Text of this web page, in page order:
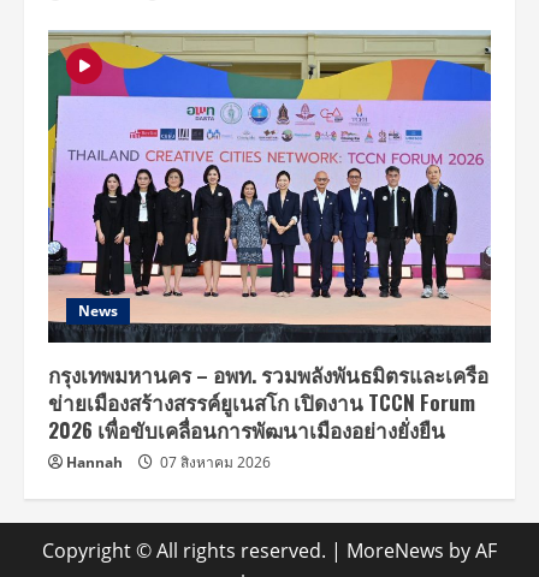
News
กรุงเทพมหานคร – อพท. รวมพลังพันธมิตรและเครือ
ข่ายเมืองสร้างสรรค์ยูเนสโก เปิดงาน TCCN Forum
2026 เพื่อขับเคลื่อนการพัฒนาเมืองอย่างยั่งยืน
Hannah 07 สิงหาคม 2026
Copyright © All rights reserved. | MoreNews by AF